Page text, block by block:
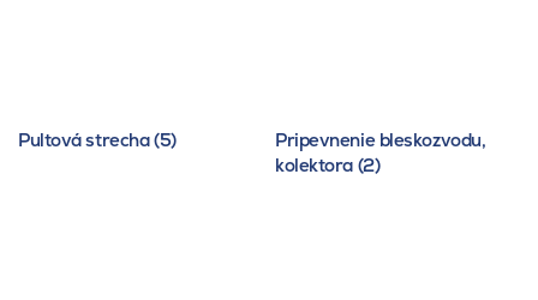
Pultová strecha (5)
Pripevnenie bleskozvodu,
kolektora (2)